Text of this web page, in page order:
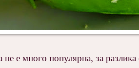
не е много популярна, за